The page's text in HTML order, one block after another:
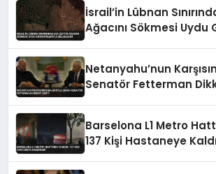
İsrail’in Lübnan
Ağacını Sökmesi
Netanyahu’nun
Senatör Fetterman
Barselona L1 Metro
137 Kişi Hastaneye